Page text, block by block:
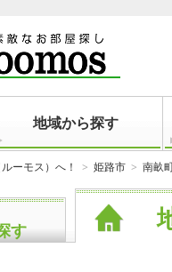
地域から探す
ーモス）へ！ 姫路市 南畝
す